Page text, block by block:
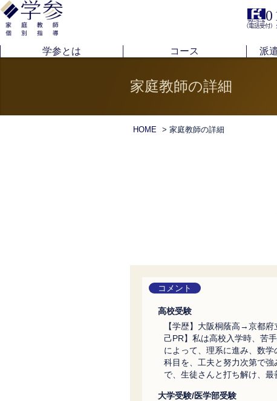
（電話受付
学参とは コース 派
家庭教師の詳細
HOME > 家庭教師の詳細
コメント
高校受験
【学歴】大阪桐蔭高→京都
己PR】私は高校入学時、苦
によって、理系に進み、数
科目を、工夫と努力次第で
で、生徒さんと打ち解け、最
大学受験/医学部受験